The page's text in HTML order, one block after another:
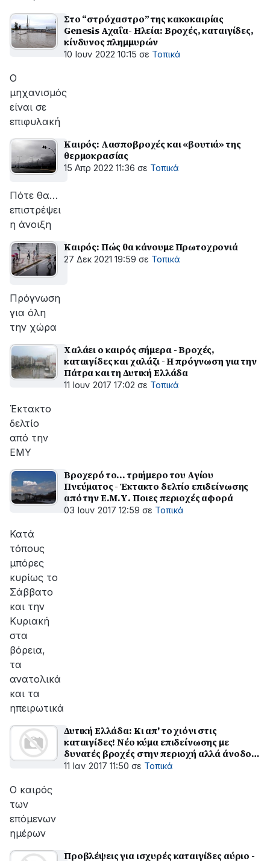
Στο “στρόχαστρο” της κακοκαιρίας
Genesis Αχαΐα- Ηλεία: Βροχές, καταιγίδες,
κίνδυνος πλημμυρών
10 Ιουν 2022 10:15 σε Τοπικά
O
μηχανισμός
είναι σε
επιφυλακή
Καιρός: Λασποβροχές και «βουτιά» της
θερμοκρασίας
15 Απρ 2022 11:36 σε Τοπικά
Πότε θα…
επιστρέψει
η άνοιξη
Καιρός: Πώς θα κάνουμε Πρωτοχρονιά
27 Δεκ 2021 19:59 σε Τοπικά
Πρόγνωση
για όλη
την χώρα
Xαλάει ο καιρός σήμερα - Βροχές,
καταιγίδες και χαλάζι - Η πρόγνωση για την
Πάτρα και τη Δυτική Ελλάδα
11 Ιουν 2017 17:02 σε Τοπικά
Έκτακτο
δελτίο
από την
ΕΜΥ
Βροχερό το... τριήμερο του Αγίου
Πνεύματος - Έκτακτο δελτίο επιδείνωσης
από την Ε.Μ.Υ. Ποιες περιοχές αφορά
03 Ιουν 2017 12:59 σε Τοπικά
Κατά
τόπους
μπόρες
κυρίως το
Σάββατο
και την
Κυριακή
στα
βόρεια,
τα
ανατολικά
και τα
ηπειρωτικά
Δυτική Ελλάδα: Κι απ' το χιόνι στις
καταιγίδες! Νέο κύμα επιδείνωσης με
δυνατές βροχές στην περιοχή αλλά άνοδο
της θερμοκρασίας
11 Ιαν 2017 11:50 σε Τοπικά
Ο καιρός
των
επόμενων
ημέρων
Προβλέψεις για ισχυρές καταιγίδες αύριο -